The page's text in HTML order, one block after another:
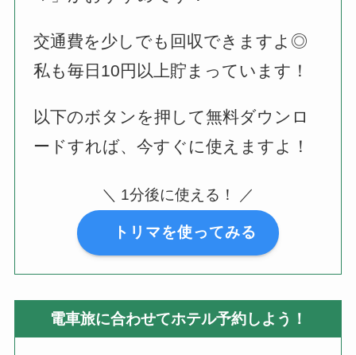
交通費を少しでも回収できますよ◎
私も毎日10円以上貯まっています！
以下のボタンを押して無料ダウンロ
ードすれば、今すぐに使えますよ！
＼ 1分後に使える！ ／
トリマを使ってみる
電車旅に合わせてホテル予約しよう！